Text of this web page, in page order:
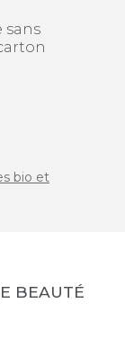
sans
bio et
BEAUTÉ